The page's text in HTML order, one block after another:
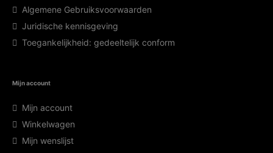
Algemene Gebruiksvoorwaarden
Juridische kennisgeving
Toegankelijkheid: gedeeltelijk conform
Mijn account
Mijn account
Winkelwagen
Mijn wenslijst